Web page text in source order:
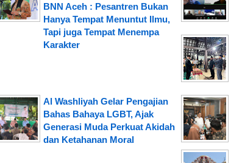
BNN Aceh : Pesantren Bukan
Hanya Tempat Menuntut Ilmu,
Tapi juga Tempat Menempa
Karakter
Al Washliyah Gelar Pengajian
Bahas Bahaya LGBT, Ajak
Generasi Muda Perkuat Akidah
dan Ketahanan Moral